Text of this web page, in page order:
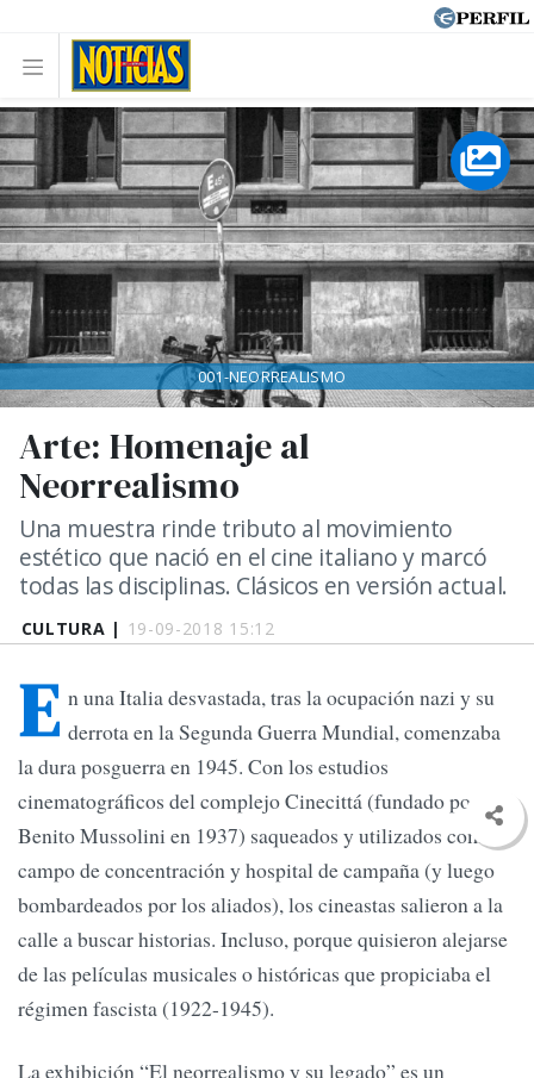
CULTURA | 19-09-2018 15:12
Arte: Homenaje al
Neorrealismo
Una muestra rinde tributo al movimiento
estético que nació en el cine italiano y marcó
todas las disciplinas. Clásicos en versión actual.
001-NEORREALISMO
E n una Italia desvastada, tras la ocupación nazi y su
derrota en la Segunda Guerra Mundial, comenzaba
la dura posguerra en 1945. Con los estudios
cinematográficos del complejo Cinecittá (fundado por
Benito Mussolini en 1937) saqueados y utilizados como
campo de concentración y hospital de campaña (y luego
bombardeados por los aliados), los cineastas salieron a la
calle a buscar historias. Incluso, porque quisieron alejarse
de las películas musicales o históricas que propiciaba el
régimen fascista (1922-1945).
La exhibición “El neorrealismo y su legado” es un